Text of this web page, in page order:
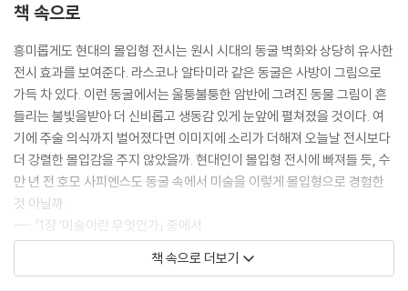
책 속으로
흥미롭게도 현대의 몰입형 전시는 원시 시대의 동굴 벽화와 상당히 유사한
전시 효과를 보여준다. 라스코나 알타미라 같은 동굴은 사방이 그림으로
가득 차 있다. 이런 동굴에서는 울퉁불퉁한 암반에 그려진 동물 그림이 흔
들리는 불빛을받아 더 신비롭고 생동감 있게 눈앞에 펼쳐졌을 것이다. 여
기에 주술 의식까지 벌어졌다면 이미지에 소리가 더해져 오늘날 전시보다
더 강렬한 몰입감을 주지 않았을까. 현대인이 몰입형 전시에 빠져들 듯, 수
만 년 전 호모 사피엔스도 동굴 속에서 미술을 이렇게 몰입형으로 경험한
것 아닐까.
--- 「1장 ‘미술이란 무엇인가」 중에서
내가 도출한 미술의 첫 번째 정의는 다음과 같다. ‘미술은 이미지와 물질로
책 속으로 더보기